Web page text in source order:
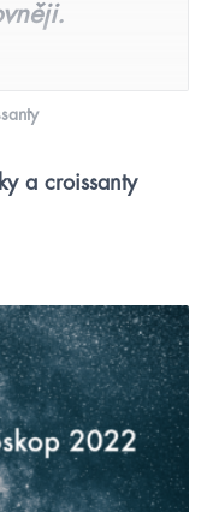
a croissanty